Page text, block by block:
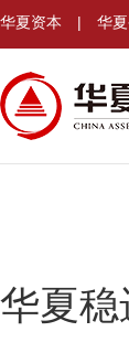
华夏资本 | 华
华夏